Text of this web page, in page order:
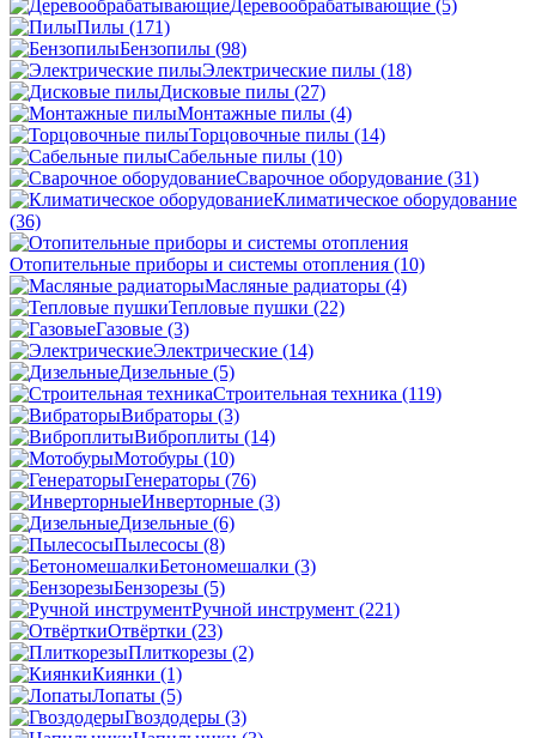
Деревообрабатывающие (5)
Пилы (171)
Бензопилы (98)
Электрические пилы (18)
Дисковые пилы (27)
Монтажные пилы (4)
Торцовочные пилы (14)
Сабельные пилы (10)
Сварочное оборудование (31)
Климатическое оборудование
(36)
Отопительные приборы и системы отопления (10)
Масляные радиаторы (4)
Тепловые пушки (22)
Газовые (3)
Электрические (14)
Дизельные (5)
Строительная техника (119)
Вибраторы (3)
Виброплиты (14)
Мотобуры (10)
Генераторы (76)
Инверторные (3)
Дизельные (6)
Пылесосы (8)
Бетономешалки (3)
Бензорезы (5)
Ручной инструмент (221)
Отвёртки (23)
Плиткорезы (2)
Киянки (1)
Лопаты (5)
Гвоздодеры (3)